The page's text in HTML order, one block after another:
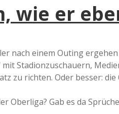
n
e
r
wie er
nach einem Outing
mit Stadionzuschauern,
zu richten. Oder besser: die
Oberliga? Gab es da